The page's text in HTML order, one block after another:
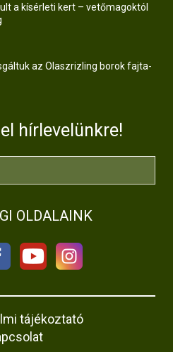
a kísérleti kert – vetőmagoktól
az Olaszrizling borok fajta-
hírlevelünkre!
OLDALAINK
tájékoztató